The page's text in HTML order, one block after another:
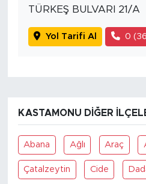
TÜRKEŞ BULVARI 21/A
Yol Tarifi Al 0
KASTAMONU DIĞER
Abana Ağlı Araç
Çatalzeytin Cide